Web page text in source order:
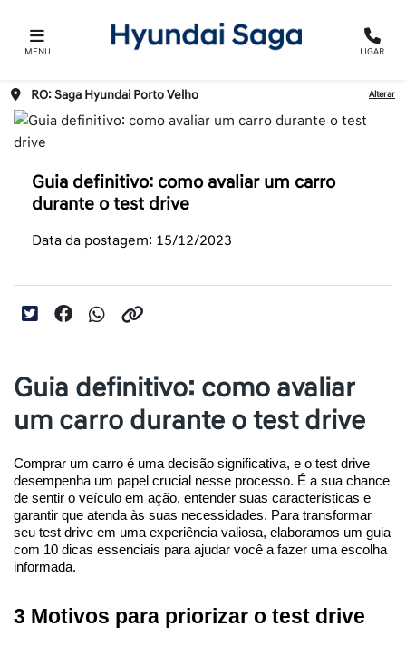
MENU LIGAR
RO: Saga Hyundai Porto Velho Alterar
Guia definitivo: como avaliar um carro
durante o test drive
Data da postagem: 15/12/2023
Guia definitivo: como avaliar
um carro durante o test drive
Comprar um carro é uma decisão significativa, e o test drive
desempenha um papel crucial nesse processo. É a sua chance
de sentir o veículo em ação, entender suas características e
garantir que atenda às suas necessidades. Para transformar
seu test drive em uma experiência valiosa, elaboramos um guia
com 10 dicas essenciais para ajudar você a fazer uma escolha
informada.
3 Motivos para priorizar o test drive